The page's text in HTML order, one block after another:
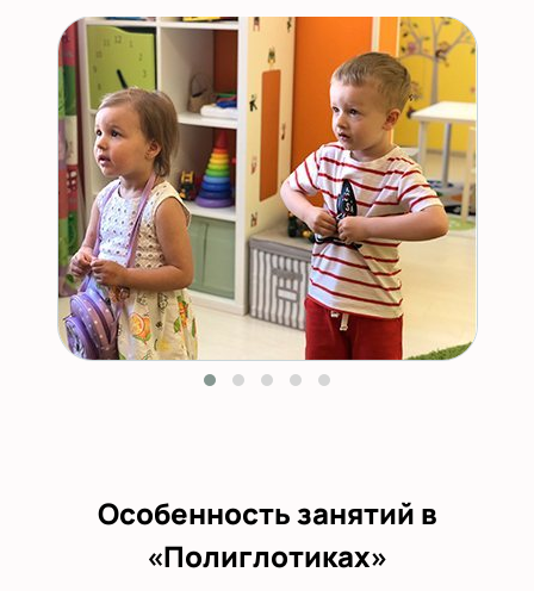
Особенность занятий в
«Полиглотиках»